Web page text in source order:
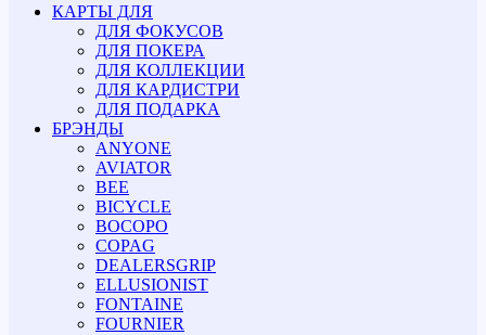
КАРТЫ ДЛЯ
ДЛЯ ФОКУСОВ
ДЛЯ ПОКЕРА
ДЛЯ КОЛЛЕКЦИИ
ДЛЯ КАРДИСТРИ
ДЛЯ ПОДАРКА
БРЭНДЫ
ANYONE
AVIATOR
BEE
BICYCLE
BOCOPO
COPAG
DEALERSGRIP
ELLUSIONIST
FONTAINE
FOURNIER